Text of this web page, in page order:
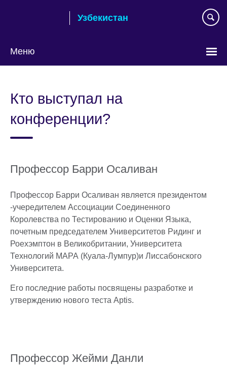
Узбекистан
Меню
language
Кто выступал на
конференции?
Профессор Барри Осаливан
Профессор Барри Осаливан является президентом
-учередителем Ассоциации Соединенного
Королевства по Тестированию и Оценки Языка,
почетным председателем Университетов Ридинг и
Роехэмптон в Великобритании, Университета
Технологий МАРА (Куала-Лумпур)и Лиссабонского
Университета.
Его последние работы посвящены разработке и
утверждению нового теста Aptis.
Профессор Жейми Данли